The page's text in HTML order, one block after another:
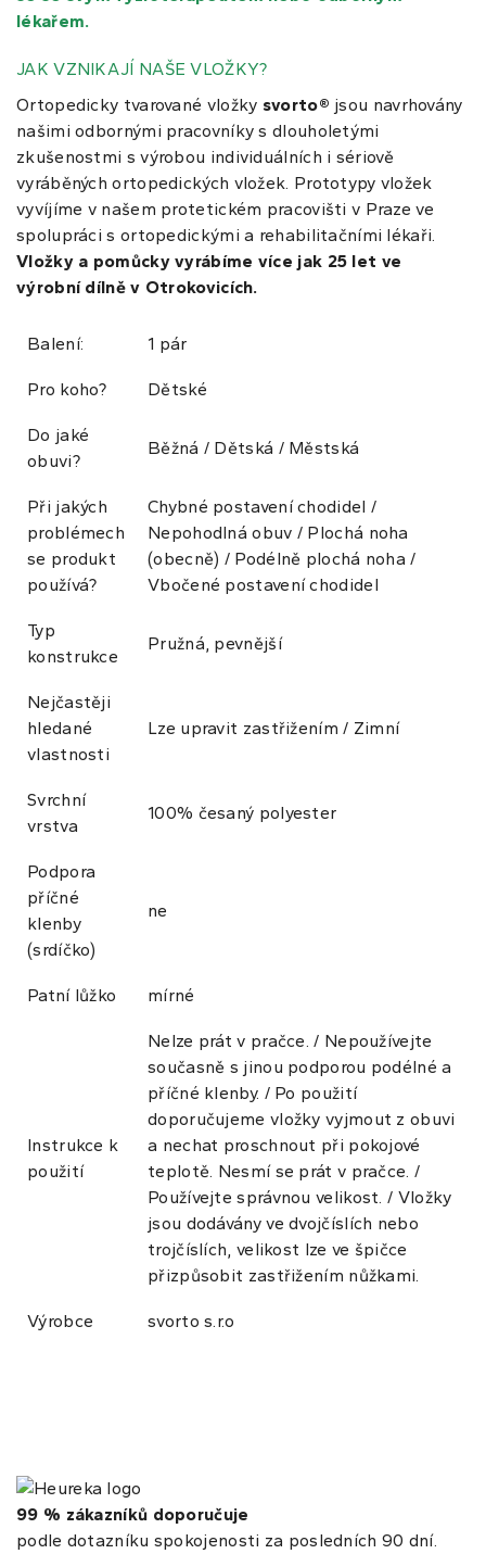
lékařem.
JAK VZNIKAJÍ NAŠE VLOŽKY?
Ortopedicky tvarované vložky svorto® jsou navrhovány
našimi odbornými pracovníky s dlouholetými
zkušenostmi s výrobou individuálních i sériově
vyráběných ortopedických vložek. Prototypy vložek
vyvíjíme v našem protetickém pracovišti v Praze ve
spolupráci s ortopedickými a rehabilitačními lékaři.
Vložky a pomůcky vyrábíme více jak 25 let ve
výrobní dílně v Otrokovicích.
Balení: 1 pár
Pro koho? Dětské
Do jaké
obuvi?
Běžná / Dětská / Městská
Při jakých
problémech
se produkt
používá?
Chybné postavení chodidel /
Nepohodlná obuv / Plochá noha
(obecně) / Podélně plochá noha /
Vbočené postavení chodidel
Typ
konstrukce
Pružná, pevnější
Nejčastěji
hledané
vlastnosti
Lze upravit zastřižením / Zimní
Svrchní
vrstva
100% česaný polyester
Podpora
příčné
klenby
(srdíčko)
ne
Patní lůžko mírné
Instrukce k
použití
Nelze prát v pračce. / Nepoužívejte
současně s jinou podporou podélné a
příčné klenby. / Po použití
doporučujeme vložky vyjmout z obuvi
a nechat proschnout při pokojové
teplotě. Nesmí se prát v pračce. /
Používejte správnou velikost. / Vložky
jsou dodávány ve dvojčíslích nebo
trojčíslích, velikost lze ve špičce
přizpůsobit zastřižením nůžkami.
Výrobce svorto s.r.o
99 % zákazníků doporučuje
podle dotazníku spokojenosti za posledních 90 dní.